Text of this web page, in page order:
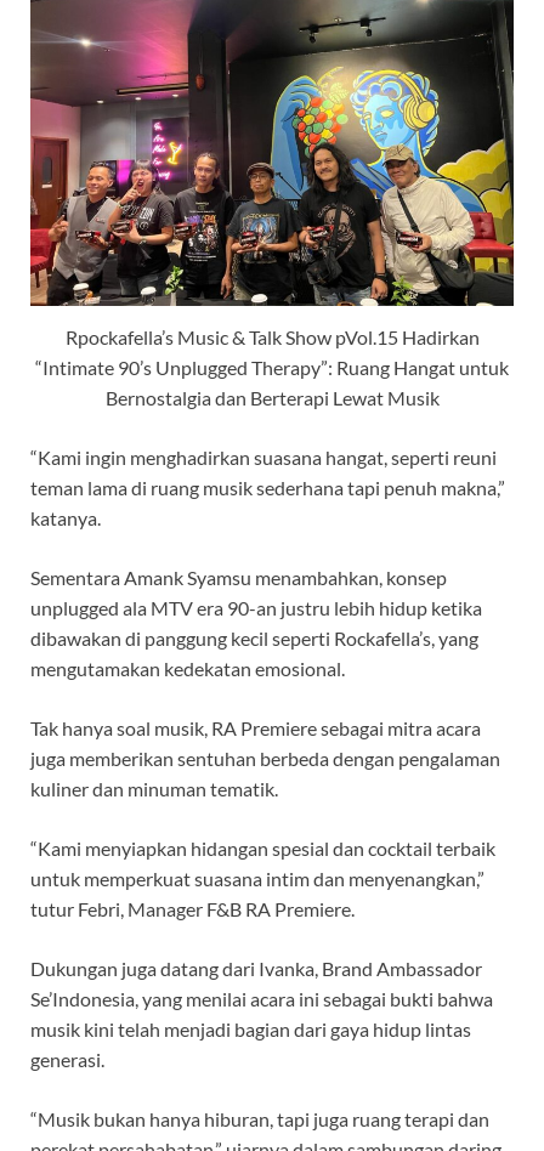
Rpockafella’s Music & Talk Show pVol.15 Hadirkan
“Intimate 90’s Unplugged Therapy”: Ruang Hangat untuk
Bernostalgia dan Berterapi Lewat Musik
“Kami ingin menghadirkan suasana hangat, seperti reuni
teman lama di ruang musik sederhana tapi penuh makna,”
katanya.
Sementara Amank Syamsu menambahkan, konsep
unplugged ala MTV era 90-an justru lebih hidup ketika
dibawakan di panggung kecil seperti Rockafella’s, yang
mengutamakan kedekatan emosional.
Tak hanya soal musik, RA Premiere sebagai mitra acara
juga memberikan sentuhan berbeda dengan pengalaman
kuliner dan minuman tematik.
“Kami menyiapkan hidangan spesial dan cocktail terbaik
untuk memperkuat suasana intim dan menyenangkan,”
tutur Febri, Manager F&B RA Premiere.
Dukungan juga datang dari Ivanka, Brand Ambassador
Se’Indonesia, yang menilai acara ini sebagai bukti bahwa
musik kini telah menjadi bagian dari gaya hidup lintas
generasi.
“Musik bukan hanya hiburan, tapi juga ruang terapi dan